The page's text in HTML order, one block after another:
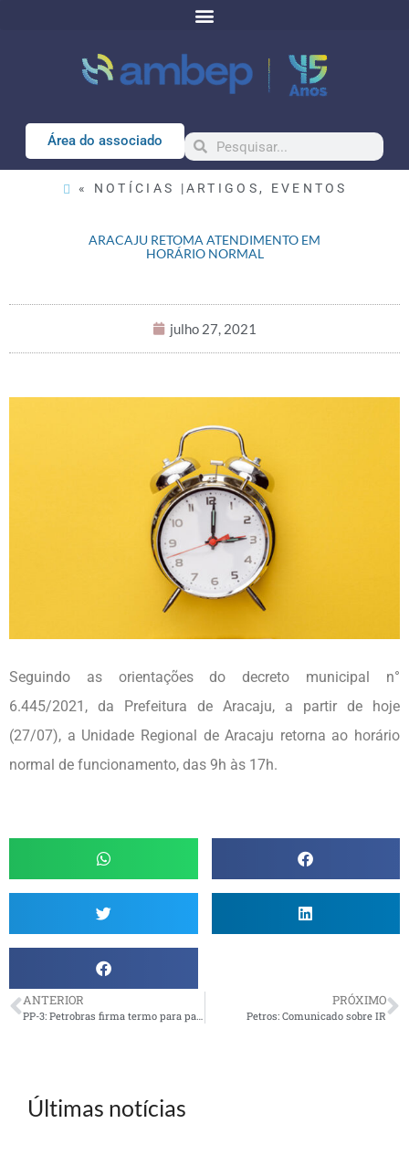
Área do associado
« NOTÍCIAS |ARTIGOS , EVENTOS
ARACAJU RETOMA ATENDIMENTO EM
HORÁRIO NORMAL
julho 27, 2021
Seguindo as orientações do decreto municipal n°
6.445/2021, da Prefeitura de Aracaju, a partir de hoje
(27/07), a Unidade Regional de Aracaju retorna ao horário
normal de funcionamento, das 9h às 17h.
ANTERIOR PRÓXIMO
Petros: Comunicado sobre IR
Últimas notícias